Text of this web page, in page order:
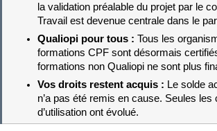
la validation préalable du projet par le
Travail est devenue centrale dans le
Qualiopi pour tous : Tous les
formations CPF sont désormais
formations non Qualiopi ne sont plus
Vos droits restent acquis : Le solde
n’a pas été remis en cause. Seules les
d’utilisation ont évolué.